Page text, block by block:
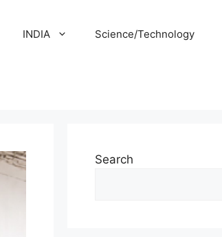
INDIA Science/Technology
Search